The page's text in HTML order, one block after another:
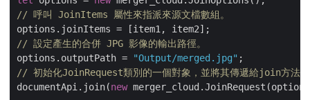
// 呼叫 JoinItems 屬性來指派來源文檔數組。
// 設定產生的合併 JPG 影像的輸出路徑。
options.outputPath =
"Output/merged.jpg"
// 初始化JoinRequest類別的一個對象，並將其傳遞給join方法
documentApi.join(new